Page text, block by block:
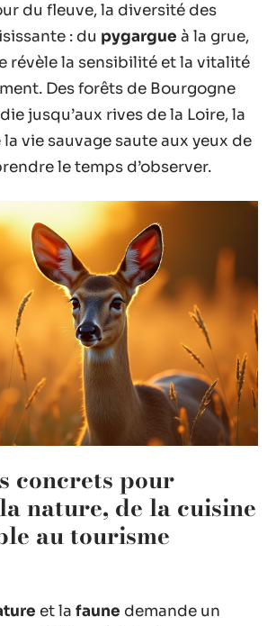
du fleuve, la diversité des
: du pygargue à la grue,
révèle la sensibilité et la vitalité
Des forêts de Bourgogne
jusqu’aux rives de la Loire, la
vie sauvage saute aux yeux de
le temps d’observer.
concrets pour
nature, de la cuisine
au tourisme
et la faune demande un